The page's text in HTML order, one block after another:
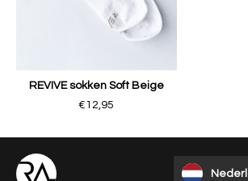
REVIVE sokken Soft Beige
€12,95